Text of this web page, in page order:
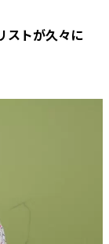
ストが久々に